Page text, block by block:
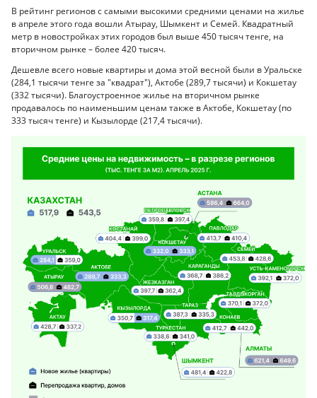
В рейтинг регионов с самыми высокими средними ценами на жилье
в апреле этого года вошли Атырау, Шымкент и Семей. Квадратный
метр в новостройках этих городов был выше 450 тысяч тенге, на
вторичном рынке – более 420 тысяч.
Дешевле всего новые квартиры и дома этой весной были в Уральске
(284,1 тысячи тенге за "квадрат"), Актобе (289,7 тысячи) и Кокшетау
(332 тысячи). Благоустроенное жилье на вторичном рынке
продавалось по наименьшим ценам также в Актобе, Кокшетау (по
333 тысяч тенге) и Кызылорде (217,4 тысячи).